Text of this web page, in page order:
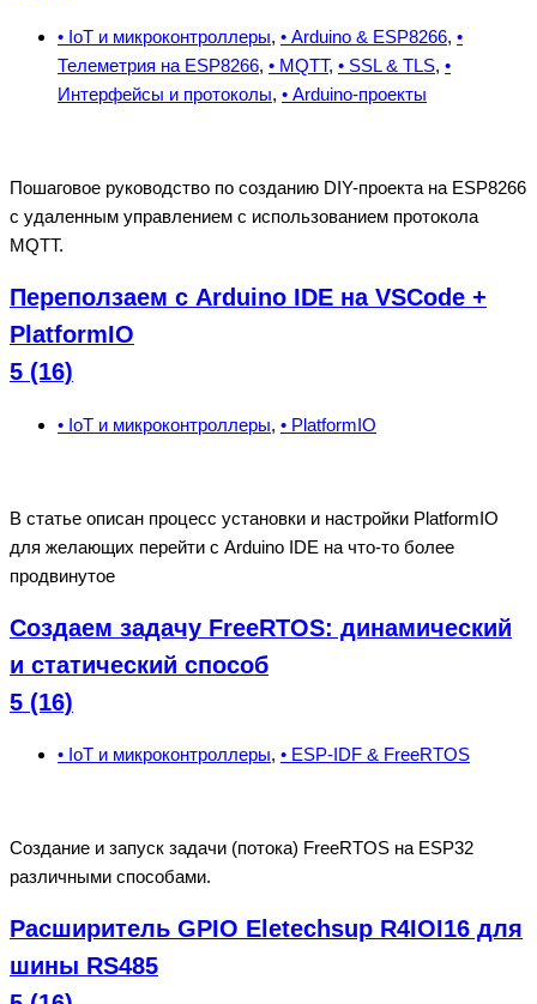
• IoT и микроконтроллеры, • Arduino & ESP8266, •
Телеметрия на ESP8266, • MQTT, • SSL & TLS, •
Интерфейсы и протоколы, • Arduino-проекты
Пошаговое руководство по созданию DIY-проекта на ESP8266
с удаленным управлением с использованием протокола
MQTT.
Переползаем с Arduino IDE на VSCode +
PlatformIO
5 (16)
• IoT и микроконтроллеры, • PlatformIO
В статье описан процесс установки и настройки PlatformIO
для желающих перейти с Arduino IDE на что-то более
продвинутое
Создаем задачу FreeRTOS: динамический
и статический способ
5 (16)
• IoT и микроконтроллеры, • ESP-IDF & FreeRTOS
Создание и запуск задачи (потока) FreeRTOS на ESP32
различными способами.
Расширитель GPIO Eletechsup R4IOI16 для
шины RS485